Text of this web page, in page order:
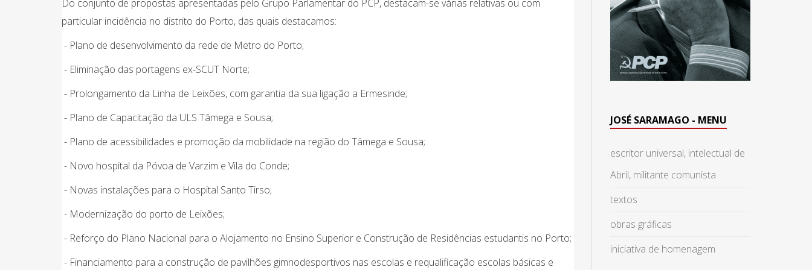
Do conjunto de propostas apresentadas pelo Grupo Parlamentar do PCP, destacam-se várias relativas ou com
particular incidência no distrito do Porto, das quais destacamos:
- Plano de desenvolvimento da rede de Metro do Porto;
- Eliminação das portagens ex-SCUT Norte;
- Prolongamento da Linha de Leixões, com garantia da sua ligação a Ermesinde;
- Plano de Capacitação da ULS Tâmega e Sousa;
- Plano de acessibilidades e promoção da mobilidade na região do Tâmega e Sousa;
- Novo hospital da Póvoa de Varzim e Vila do Conde;
- Novas instalações para o Hospital Santo Tirso;
- Modernização do porto de Leixões;
- Reforço do Plano Nacional para o Alojamento no Ensino Superior e Construção de Residências estudantis no Porto;
- Financiamento para a construção de pavilhões gimnodesportivos nas escolas e requalificação escolas básicas e
JOSÉ SARAMAGO - MENU
escritor universal, intelectual de
Abril, militante comunista
textos
obras gráficas
iniciativa de homenagem